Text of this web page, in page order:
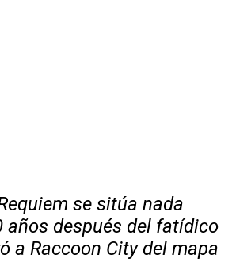
se sitúa nada
años después del fatídico
a Raccoon City del mapa